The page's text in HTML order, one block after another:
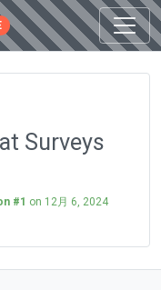
Surveys
#1 on 12月 6, 2024